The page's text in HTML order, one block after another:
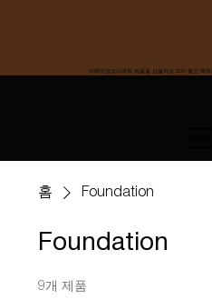
어메이징코스메틱 제품을 선물하고 20% 할인 혜택
홈 Foundation
Foundation
9개 제품